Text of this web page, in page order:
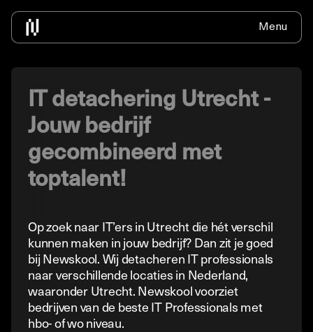
Menu
Home
IT Traineeship info
ICT zonder diploma
ICT zonder vooropleiding
Omscholen ICT informatie
Beschikbare medewerkers inhuren
Detacheren
Over ons
Alle nieuws
Detacheren
Solliciteer
IT detachering Utrecht -
Jouw bedrijf
gecombineerd met
toptalent!
Op zoek naar IT’ers in Utrecht die hét verschil
kunnen maken in jouw bedrijf? Dan zit je goed
bij Newskool. Wij detacheren IT professionals
naar verschillende locaties in Nederland,
waaronder Utrecht. Newskool voorziet
bedrijven van de beste IT Professionals met
hbo- of wo niveau.